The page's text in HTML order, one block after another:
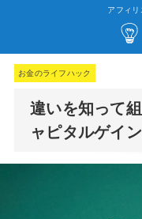
アフィ
お金のライフハック
違いを知って
ャピタルゲイ